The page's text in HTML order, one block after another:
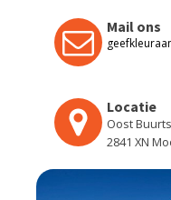
Mail ons
Locatie
Oost
2841 XN